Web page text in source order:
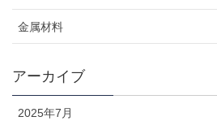
金属材料
アーカイブ
2025年7月